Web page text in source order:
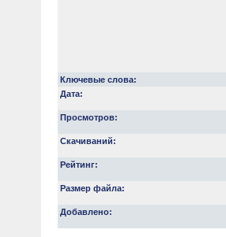
Ключевые слова:
Дата:
Просмотров:
Скачиваний:
Рейтинг:
Размер файла:
Добавлено: